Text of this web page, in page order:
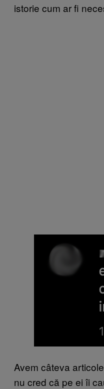
istorie cum ar fi
Avem câteva
nu cred că pe ei îi